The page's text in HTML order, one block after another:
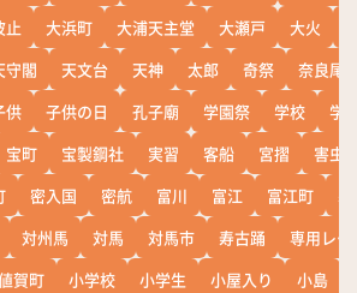
止 大浜町 大浦天主堂 大瀬戸 大火
守閣 天文台 天神 太郎 奇祭
奈良尾
供 子供の日 孔子廟 学園祭 学校
学
宝町 宝製鋼社 実習 客船 宮摺
害虫
密入国 密航 富川 富江 富江町
対州馬 対馬 対馬市 寿古踊
専用レー
賀町 小学校 小学生 小屋入り 小島